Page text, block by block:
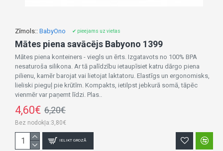
Zīmols:: BabyOno ✔ pieejams uz vietas
Mātes piena savācējs Babyono 1399
Mātes piena konteiners - viegls un ērts. Izgatavots no 100% BPA
nesaturoša silikona. Ar tā palīdzību ietaupīsiet katru dārgo piena
pilienu, kamēr barojat vai lietojat laktatoru. Elastīgs un ergonomisks,
lieliski pieguļ pie krūtīm. Kompakts, ietilpst jebkurā somā, tāpēc
vienmēr var paņemt līdzi. Plas..
4,60€ 6,20€
Bez nodokļa:3,80€
IELIKT GROZĀ